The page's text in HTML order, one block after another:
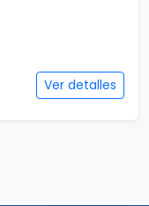
Ver detalles